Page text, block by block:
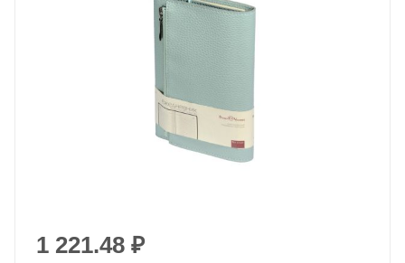
1 221.48 ₽